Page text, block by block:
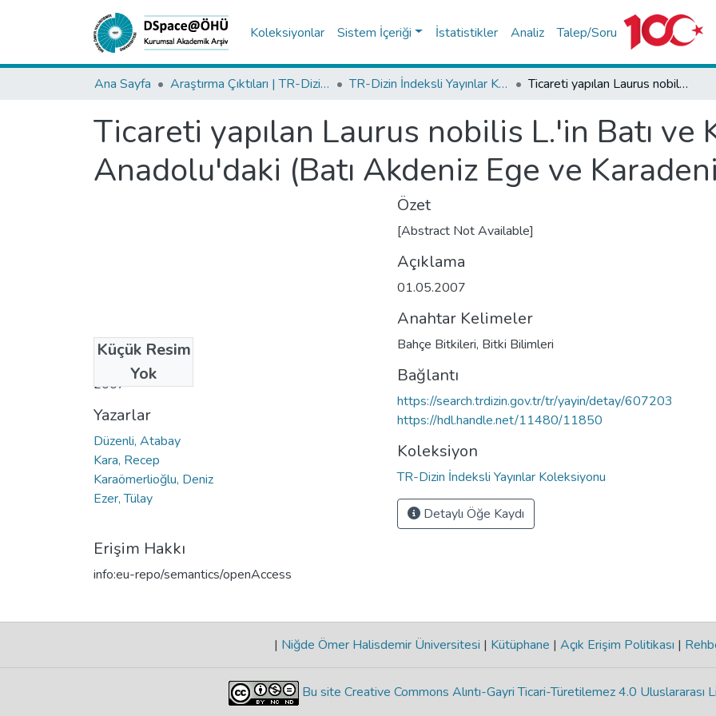
Koleksiyonlar Sistem İçeriği İstatistikler Analiz Talep/Soru
Ana Sayfa Araştırma Çıktıları | TR-Dizin | WoS | Scopus | PubMed TR-Dizin İndeksli Yayınlar Koleksiyonu Ticareti yapılan Laurus nobilis L.'in Batı ve Kuzey Anadolu'daki (Batı Akdeniz Ege ve Karadeniz) durumu
Ticareti yapılan Laurus nobilis L.'in Batı ve
Anadolu'daki (Batı Akdeniz Ege ve
Küçük Resim
Yok
Tarih
2007
Yazarlar
Düzenli, Atabay
Kara, Recep
Karaömerlioğlu, Deniz
Ezer, Tülay
Erişim Hakkı
info:eu-repo/semantics/openAccess
Özet
[Abstract Not Available]
Açıklama
01.05.2007
Anahtar Kelimeler
Bahçe Bitkileri, Bitki Bilimleri
Bağlantı
https://search.trdizin.gov.tr/tr/yayin/detay/607203
https://hdl.handle.net/11480/11850
Koleksiyon
TR-Dizin İndeksli Yayınlar Koleksiyonu
Detaylı Öğe Kaydı
| Niğde Ömer Halisdemir Üniversitesi | Kütüphane | Açık Erişim Politikası |
Bu site Creative Commons Alıntı-Gayri Ticari-Türetilemez 4.0 Uluslararası